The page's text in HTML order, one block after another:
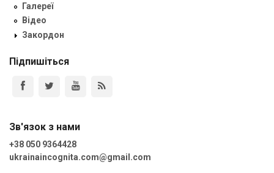
Галереї
Відео
Закордон
Підпишіться
Зв'язок з нами
+38 050 9364428
ukrainaincognita.com@gmail.com